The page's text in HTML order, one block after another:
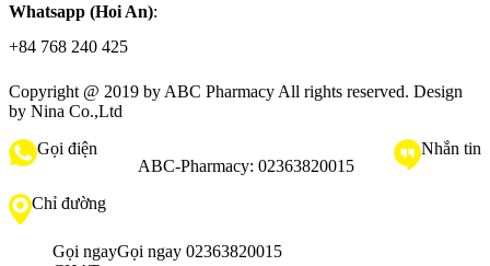
Whatsapp (Hoi An):
+84 768 240 425
Copyright @ 2019 by ABC Pharmacy All rights reserved. Design
by Nina Co.,Ltd
Gọi điện
ABC-Pharmacy: 02363820015
Nhắn tin
Chỉ đường
Gọi ngayGọi ngay 02363820015